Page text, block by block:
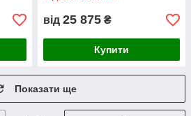
від 25 875 ₴
Купити
Показати ще